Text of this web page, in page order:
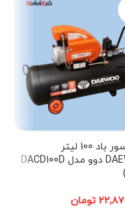
کمپرسور باد 100 لیتر
DAEWOO دوو مدل DACD100D
تومان